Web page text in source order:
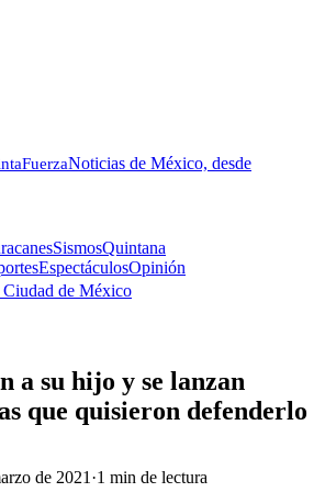
FuerzaNoticias de México, desde
SismosQuintana
EspectáculosOpinión
Ciudad de México
a su hijo y se lanzan
que quisieron defenderlo
de 2021 ·1 min de lectura